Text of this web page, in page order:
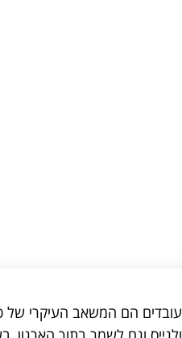
עובדים הם המשאב העיקרי של